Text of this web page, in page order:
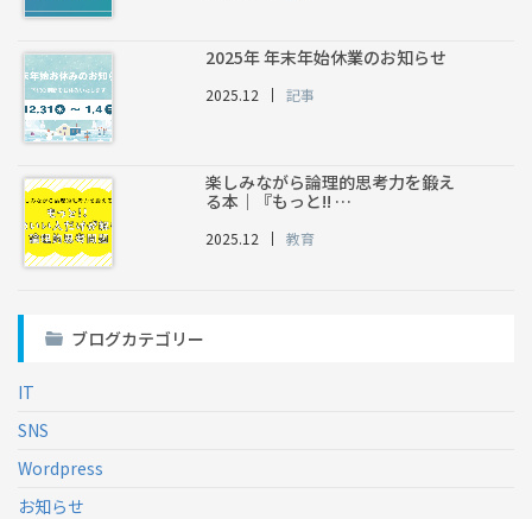
2025年 年末年始休業のお知らせ
2025.12 記事
楽しみながら論理的思考力を鍛え
る本｜『もっと!! …
2025.12 教育
ブログカテゴリー
IT
SNS
Wordpress
お知らせ